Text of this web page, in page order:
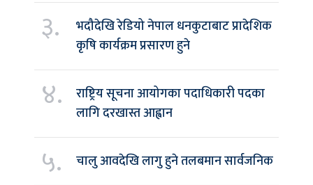
३.
भदौदेखि रेडियो नेपाल धनकुटाबाट प्रादेशिक
कृषि कार्यक्रम प्रसारण हुने
४.
राष्ट्रिय सूचना आयोगका पदाधिकारी पदका
लागि दरखास्त आह्वान
५. चालु आवदेखि लागु हुने तलबमान सार्वजनिक